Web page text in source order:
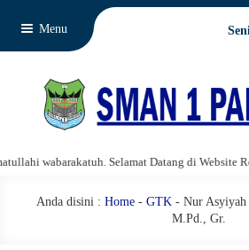
Menu
wabarakatuh. Selamat Datang di Website
Anda disini : Home - GTK - Nur
M.Pd., Gr.